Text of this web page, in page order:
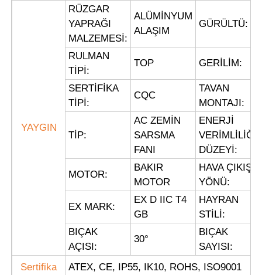
patlamaya dayanıklı fan
Patlamaya Dayanıklı Kutu
patlamaya dayanıklı anahtar
Patlama geçirmez kablo bezleri
patlamaya dayanıklı fiş ve priz
YAYGIN
RÜZGAR
YAPRAĞI
MALZEMESİ:
ALÜMİNYUM
ALAŞIM
GÜRÜLTÜ:
RULMAN
TİPİ:
TOP GERİLİM:
SERTİFİKA
TİPİ:
CQC
TAVAN
MONTAJI:
TİP:
AC ZEMİN
SARSMA
FANI
ENERJİ
VERİMLİLİĞİ
DÜZEYİ:
MOTOR:
BAKIR
MOTOR
HAVA ÇIKIŞ
YÖNÜ:
EX MARK:
EX D IIC T4
GB
HAYRAN
STİLİ:
BIÇAK
AÇISI:
30°
BIÇAK
SAYISI:
Sertifika
ATEX, CE, IP55, IK10, ROHS, ISO9001